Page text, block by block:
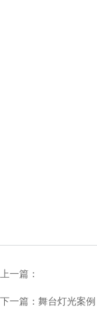
上一篇：
下一篇：舞台灯光案例